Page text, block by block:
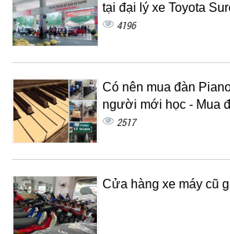
tại đại lý xe Toyota
4196
Có nên mua đàn
người mới học - Mua
2517
Cửa hàng xe máy cũ